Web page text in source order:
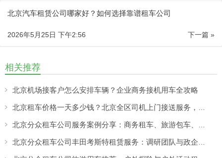
北京汽车租赁公司哪家好？如何选择靠谱租车公司
下一篇 »
2026年5月25日 下午2:56
相关推荐
北京机场接客户怎么安排车辆？企业商务接机用车全攻略